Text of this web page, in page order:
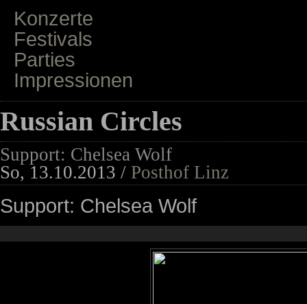
Konzerte
Festivals
Parties
Impressionen
Russian Circles
Support: Chelsea Wolf
So, 13.10.2013 / Posthof Linz
Support: Chelsea Wolf